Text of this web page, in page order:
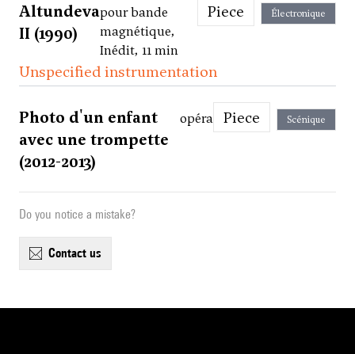
Altundeva
II (1990)
pour bande
magnétique,
Inédit, 11 min
Piece Électronique
Unspecified instrumentation
Photo d'un enfant
avec une trompette
(2012-2013)
opéra Piece Scénique
Do you notice a mistake?
contact us